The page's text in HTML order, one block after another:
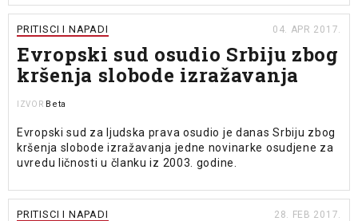
PRITISCI I NAPADI 04. APR 2017.
Evropski sud osudio Srbiju zbog
kršenja slobode izražavanja
IZVOR Beta
Evropski sud za ljudska prava osudio je danas Srbiju zbog
kršenja slobode izražavanja jedne novinarke osudjene za
uvredu ličnosti u članku iz 2003. godine.
PRITISCI I NAPADI 28. FEB 2017.